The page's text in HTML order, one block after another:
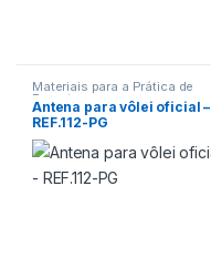
Materiais para a Prática de
Esportes
Antena para vôlei oficial –
REF.112-PG